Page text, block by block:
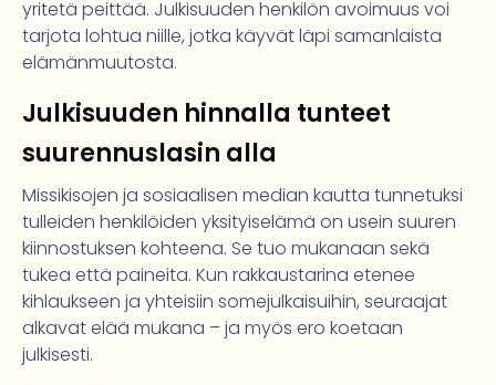
yritetä peittää. Julkisuuden henkilön avoimuus voi
tarjota lohtua niille, jotka käyvät läpi samanlaista
elämänmuutosta.
Julkisuuden hinnalla tunteet
suurennuslasin alla
Missikisojen ja sosiaalisen median kautta tunnetuksi
tulleiden henkilöiden yksityiselämä on usein suuren
kiinnostuksen kohteena. Se tuo mukanaan sekä
tukea että paineita. Kun rakkaustarina etenee
kihlaukseen ja yhteisiin somejulkaisuihin, seuraajat
alkavat elää mukana – ja myös ero koetaan
julkisesti.